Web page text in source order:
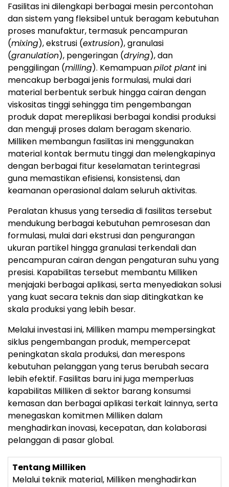
Fasilitas ini dilengkapi berbagai mesin percontohan
dan sistem yang fleksibel untuk beragam kebutuhan
proses manufaktur, termasuk pencampuran
(mixing), ekstrusi (extrusion), granulasi
(granulation), pengeringan (drying), dan
penggilingan (milling). Kemampuanpilot plant ini
mencakup berbagai jenis formulasi, mulai dari
material berbentuk serbuk hingga cairan dengan
viskositas tinggi sehingga tim pengembangan
produk dapat mereplikasi berbagai kondisi produksi
dan menguji proses dalam beragam skenario.
Milliken membangun fasilitas ini menggunakan
material kontak bermutu tinggi dan melengkapinya
dengan berbagai fitur keselamatan terintegrasi
guna memastikan efisiensi, konsistensi, dan
keamanan operasional dalam seluruh aktivitas.
Peralatan khusus yang tersedia di fasilitas tersebut
mendukung berbagai kebutuhan pemrosesan dan
formulasi, mulai dari ekstrusi dan pengurangan
ukuran partikel hingga granulasi terkendali dan
pencampuran cairan dengan pengaturan suhu yang
presisi. Kapabilitas tersebut membantu Milliken
menjajaki berbagai aplikasi, serta menyediakan solusi
yang kuat secara teknis dan siap ditingkatkan ke
skala produksi yang lebih besar.
Melalui investasi ini, Milliken mampu mempersingkat
siklus pengembangan produk, mempercepat
peningkatan skala produksi, dan merespons
kebutuhan pelanggan yang terus berubah secara
lebih efektif. Fasilitas baru ini juga memperluas
kapabilitas Milliken di sektor barang konsumsi
kemasan dan berbagai aplikasi terkait lainnya, serta
menegaskan komitmen Milliken dalam
menghadirkan inovasi, kecepatan, dan kolaborasi
pelanggan di pasar global.
Tentang Milliken
Melalui teknik material, Milliken menghadirkan